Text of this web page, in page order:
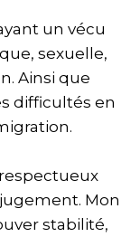
un vécu
sexuelle,
Ainsi que
difficultés en
Mon
stabilité,